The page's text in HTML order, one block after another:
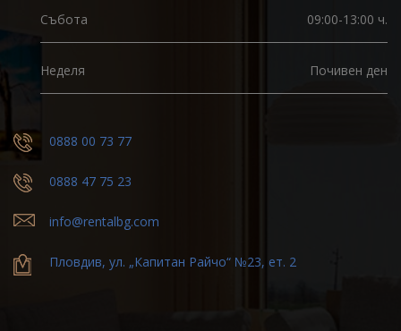
Събота 09:00-13:00 ч.
Неделя Почивен ден
0888 00 73 77
0888 47 75 23
info@rentalbg.com
Пловдив, ул. „Капитан Райчо“ №23, ет. 2